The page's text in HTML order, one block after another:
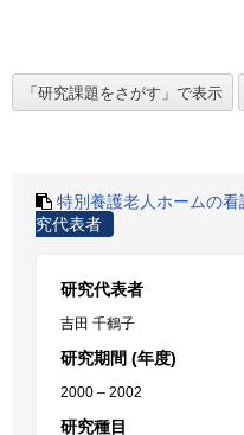
特別養護老人ホームの
究代表者
研究代表者
吉田 千鶴子
研究期間 (年度)
2000 – 2002
研究種目